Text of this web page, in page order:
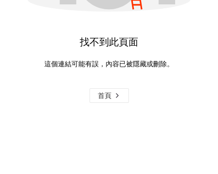
找不到此頁面
這個連結可能有誤，內容已被隱藏或刪除。
首頁